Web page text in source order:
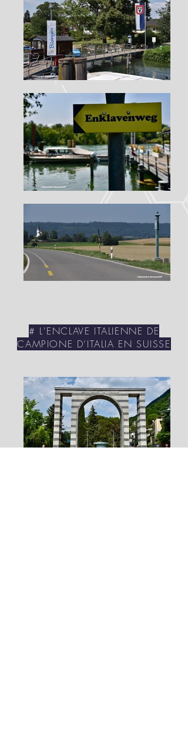
# L'ENCLAVE ITALIENNE DE
CAMPIONE D’ITALIA EN SUISSE